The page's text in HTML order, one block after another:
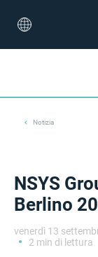
Notizia
NSYS
Berlino
venerdì 13
2 min di lettura